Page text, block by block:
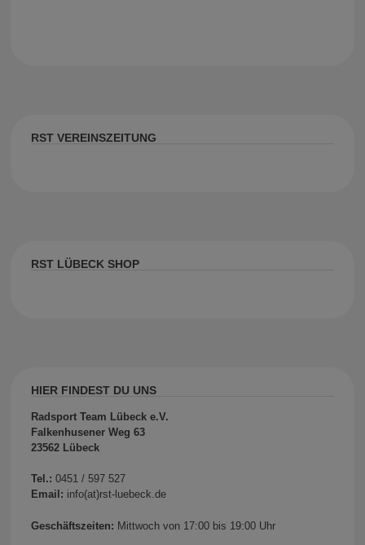
RST VEREINSZEITUNG
RST LÜBECK SHOP
HIER FINDEST DU UNS
Radsport Team Lübeck e.V.
Falkenhusener Weg 63
23562 Lübeck
Tel.: 0451 / 597 527
Email: info(at)rst-luebeck.de
Geschäftszeiten: Mittwoch von 17:00 bis 19:00 Uhr